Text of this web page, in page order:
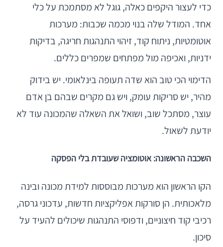
כדי לעצור היקפים כאלה, גוגל לא מסתמכת על כלי
אחד. המודל שלה בנוי מכמה שכבות: מערכות
אוטומטיות, ניתוח קוד, זיהוי התנהגות חריגה, בדיקות
ידניות, ואכיפה מול מפתחים שמפרים כללים.
הדימוי הכי טוב הוא שדה תעופה בינלאומי. יש בידוק
מהיר, יש סריקות עומק, ויש גם מקרים שבהם בן אדם
עוצר, מסתכל שוב, ושואל את השאלה שהמכונה עוד לא
יודעת לשאול.
השכבה הראשונה: אוטומציה שעובדת בלי הפסקה
הקו הראשון הוא מערכות מבוססות למידת מכונה ובינה
מלאכותית. הן סורקות אפליקציות חדשות, עדכוני גרסה,
רכיבי קוד חיצוניים, ודפוסי התנהגות שיכולים להעיד על
סיכון.